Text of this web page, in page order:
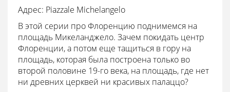
Адрес: Piazzale Michelangelo
В этой серии про Флоренцию поднимемся на
площадь Микеланджело. Зачем покидать центр
Флоренции, а потом еще тащиться в гору на
площадь, которая была построена только во
второй половине 19-го века, на площадь, где нет
ни древних церквей ни красивых палаццо?